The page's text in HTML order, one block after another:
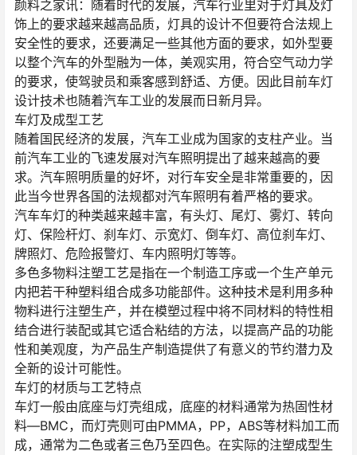
颜料之家讯：随着时代的发展，汽车行业里对于灯具及灯
饰上的要求越来越高品质，灯具的设计不但要符合法规上
安全性的要求，还要满足一些其他方面的要求，如外型要
以整个汽车的外型融为一体，美观实用，符合空气动力学
的要求，使驾驶员和乘客感到舒适、方便。因此目前车灯
设计技术也随着汽车工业的发展而日新月异。
车灯及成型工艺
随着国民经济的发展，汽车工业成为国家的支柱产业。当
前汽车工业的飞速发展对汽车照明提出了越来越高的要
求。汽车照明质量的好坏，对行车安全是非常重要的，因
此当今世界各国的法规都对汽车照明有着严格的要求。
汽车车灯的种类越来越丰富，有头灯、尾灯、雾灯、转向
灯、保险杆灯、刹车灯、示宽灯、倒车灯、高位刹车灯、
牌照灯、危险报警灯、车内照明灯等等。
多色多物料注塑工艺是指在一个制造工序或一个生产单元
内把若干种塑料组合成多功能部件。这种技术是利用多种
物料进行注塑生产，并在模塑过程中将不同材料的特性相
结合进行装配或其它适合粘结的方法，以提高产品的功能
性和美观度，为产品生产制造提供了有意义的节约潜力及
全新的设计可能性。
车灯的材质与工艺特点
车灯一般由底座与灯壳组成，底座的材料通常为热固性材
料—BMC，而灯壳则可由PMMA，PP，ABS等材料加工而
成，通常为二色或者三色乃至四色。在实际的注塑成型生